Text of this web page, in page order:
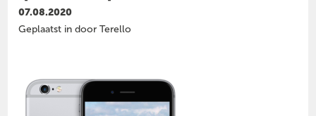
07.08.2020
Geplaatst in door Terello